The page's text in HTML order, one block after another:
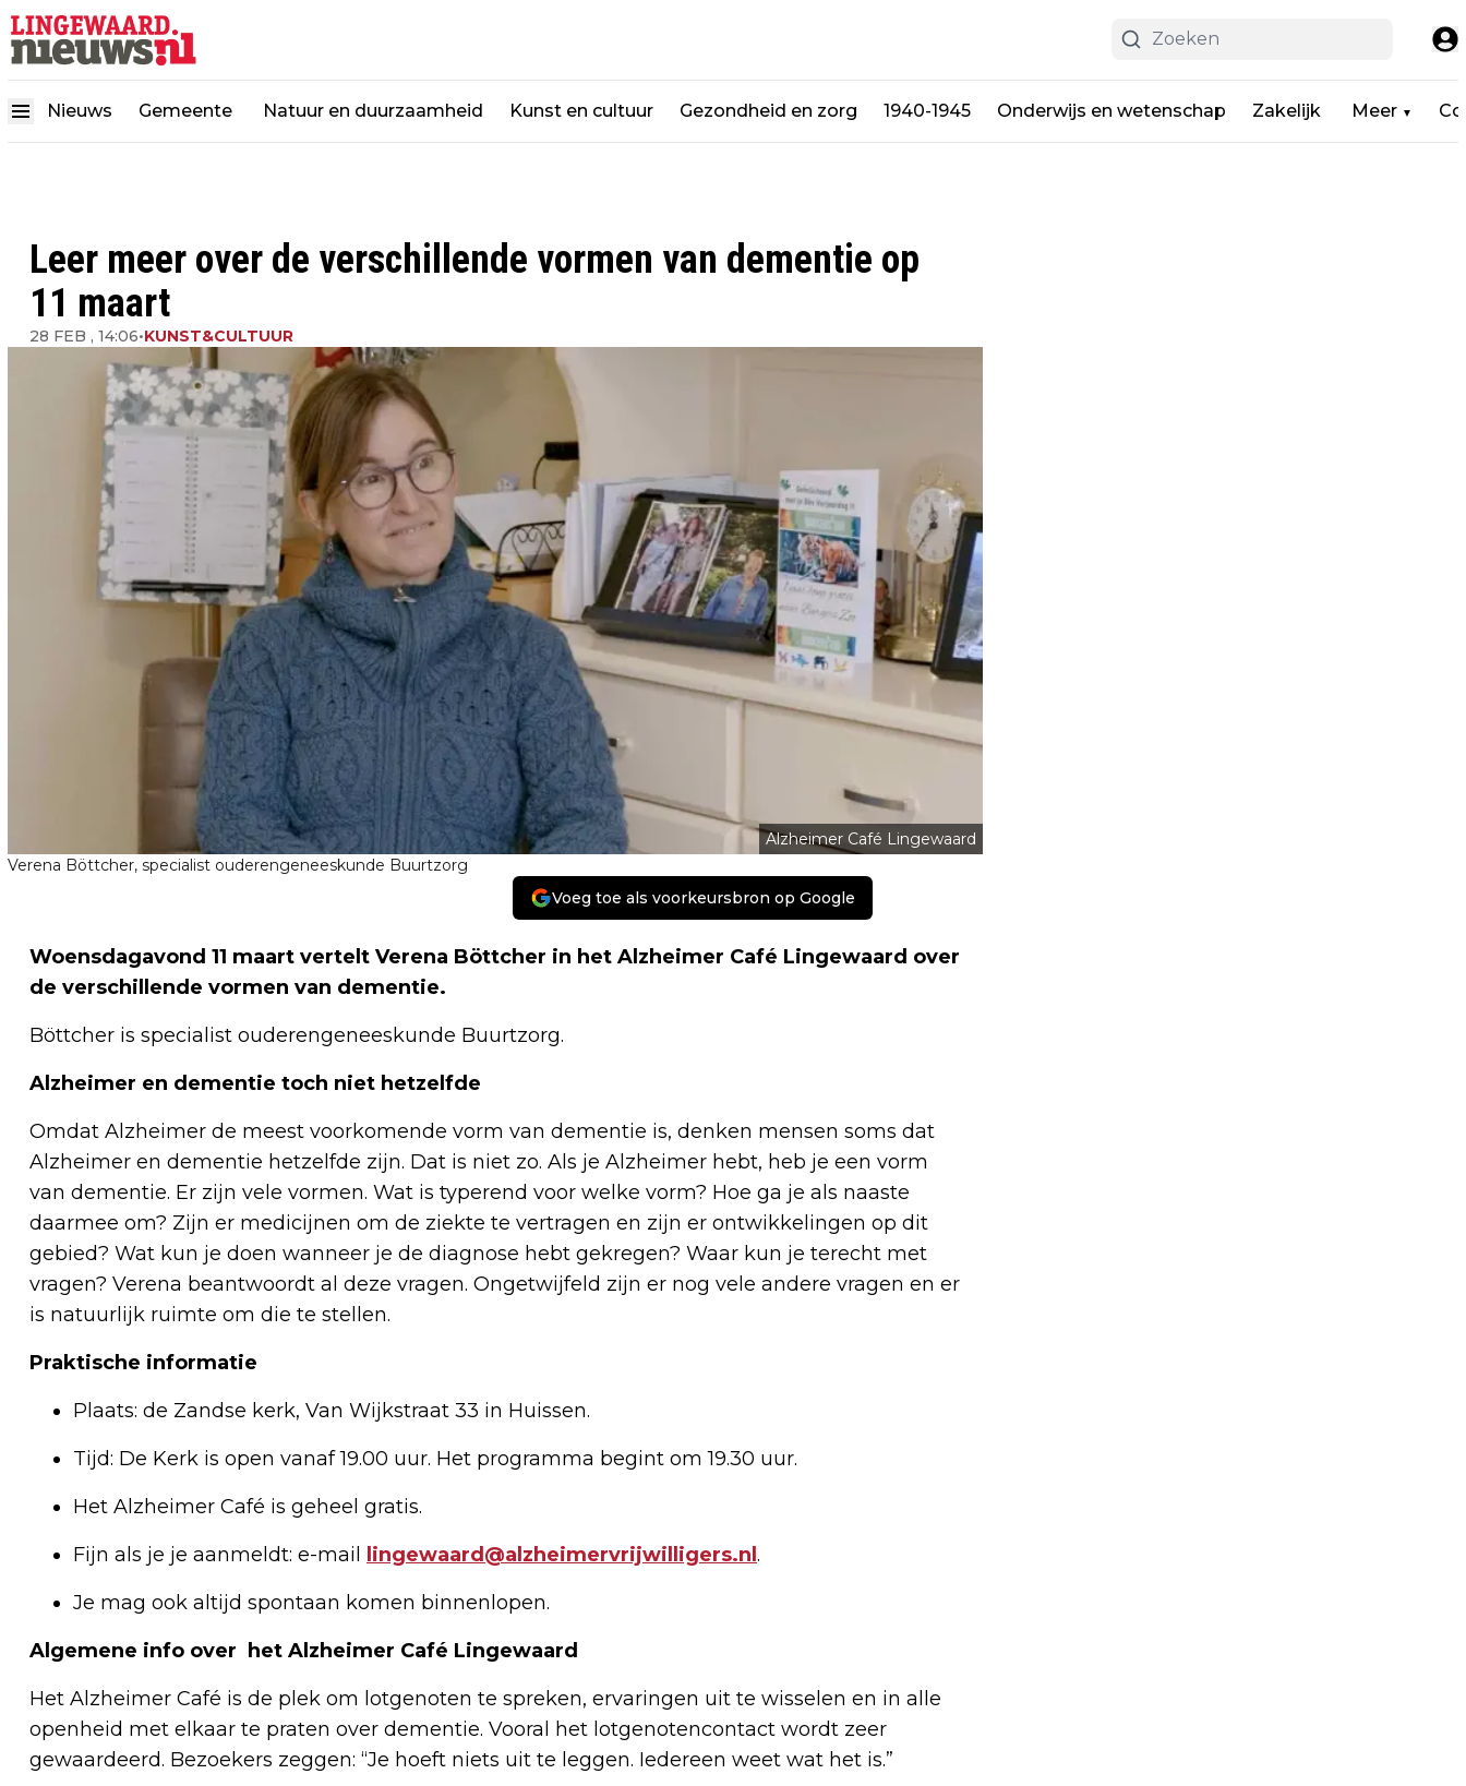
Nieuws Gemeente Natuur en duurzaamheid Kunst en cultuur Gezondheid en zorg 1940-1945 Onderwijs en wetenschap Zakelijk Meer ▼
Leer meer over de verschillende vormen van dementie op
11 maart
28 FEB , 14:06•KUNST&CULTUUR
Alzheimer Café Lingewaard
Verena Böttcher, specialist ouderengeneeskunde Buurtzorg
Voeg toe als voorkeursbron op Google
Woensdagavond 11 maart vertelt Verena Böttcher in het Alzheimer Café Lingewaard over
de verschillende vormen van dementie.
Böttcher is specialist ouderengeneeskunde Buurtzorg.
Alzheimer en dementie toch niet hetzelfde
Omdat Alzheimer de meest voorkomende vorm van dementie is, denken mensen soms dat
Alzheimer en dementie hetzelfde zijn. Dat is niet zo. Als je Alzheimer hebt, heb je een vorm
van dementie. Er zijn vele vormen. Wat is typerend voor welke vorm? Hoe ga je als naaste
daarmee om? Zijn er medicijnen om de ziekte te vertragen en zijn er ontwikkelingen op dit
gebied? Wat kun je doen wanneer je de diagnose hebt gekregen? Waar kun je terecht met
vragen? Verena beantwoordt al deze vragen. Ongetwijfeld zijn er nog vele andere vragen en er
is natuurlijk ruimte om die te stellen.
Praktische informatie
Plaats: de Zandse kerk, Van Wijkstraat 33 in Huissen.
Tijd: De Kerk is open vanaf 19.00 uur. Het programma begint om 19.30 uur.
Het Alzheimer Café is geheel gratis.
Fijn als je je aanmeldt: e-mail
lingewaard@alzheimervrijwilligers.nl .
Je mag ook altijd spontaan komen binnenlopen.
Algemene info over het Alzheimer Café Lingewaard
Het Alzheimer Café is de plek om lotgenoten te spreken, ervaringen uit te wisselen en in alle
openheid met elkaar te praten over dementie. Vooral het lotgenotencontact wordt zeer
gewaardeerd. Bezoekers zeggen: “Je hoeft niets uit te leggen. Iedereen weet wat het is.”